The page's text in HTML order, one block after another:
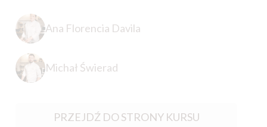
Ana Florencia Davila
Michał Świerad
PRZEJDŹ DO STRONY KURSU